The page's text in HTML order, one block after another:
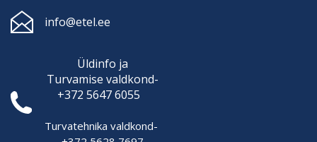
info@etel.ee
Üldinfo ja
Turvamise valdkond-
+372 5647 6055
Turvatehnika valdkond-